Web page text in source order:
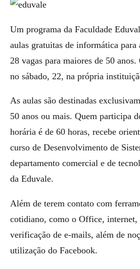
Um programa da Faculdade
aulas gratuitas de informática para
28 vagas para maiores de 50
no sábado, 22, na própria
As aulas são destinadas
50 anos ou mais. Quem participa
horária é de 60 horas, recebe
curso de Desenvolvimento de
departamento comercial e de
da Eduvale.
Além de terem contato com
cotidiano, como o Office, internet,
verificação de e-mails, além de
utilização do Facebook.